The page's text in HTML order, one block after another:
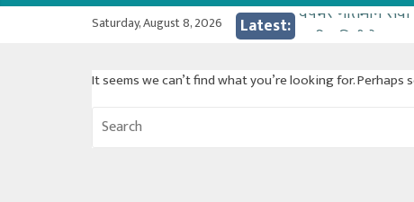
Saturday, August 8, 2026 Latest: वर्षभर गतिमान
आत्मामालिक
ईच्छा आणि
आमदार आशुतोष
It seems we can’t find what you’re looking for. Perhaps